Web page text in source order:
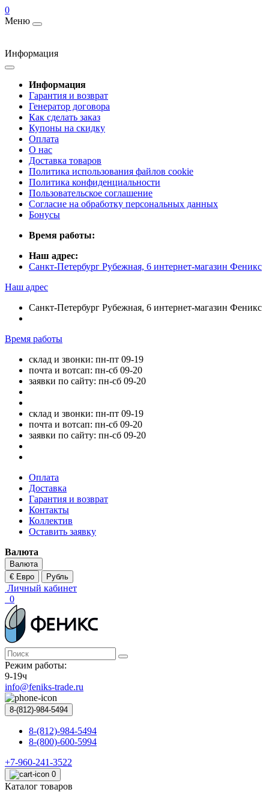
0
Меню
Информация
Информация
Гарантия и возврат
Генератор договора
Как сделать заказ
Купоны на скидку
Оплата
О нас
Доставка товаров
Политика использования файлов cookie
Политика конфиденциальности
Пользовательское соглашение
Согласие на обработку персональных данных
Бонусы
Время работы:
Наш адрес:
Санкт-Петербург Рубежная, 6 интернет-магазин Феникс
Наш адрес
Санкт-Петербург Рубежная, 6 интернет-магазин Феникс
Время работы
склад и звонки: пн-пт 09-19
почта и вотсап: пн-сб 09-20
заявки по сайту: пн-сб 09-20
склад и звонки: пн-пт 09-19
почта и вотсап: пн-сб 09-20
заявки по сайту: пн-сб 09-20
Оплата
Доставка
Гарантия и возврат
Контакты
Коллектив
Оставить заявку
Валюта
Валюта
€ Евро
Рубль
Личный кабинет
0
Режим работы:
9-19ч
info@feniks-trade.ru
8-(812)-984-5494
8-(812)-984-5494
8-(800)-600-5994
+7-960-241-3522
0
Каталог товаров